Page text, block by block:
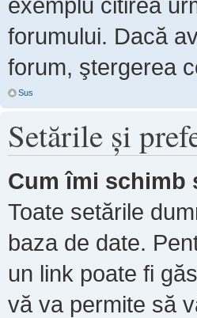
forumului. Dacă
forum, ştergerea
Sus
Setările şi
Cum îmi schimb
Toate setările
baza de date.
un link poate fi
vă va permite să